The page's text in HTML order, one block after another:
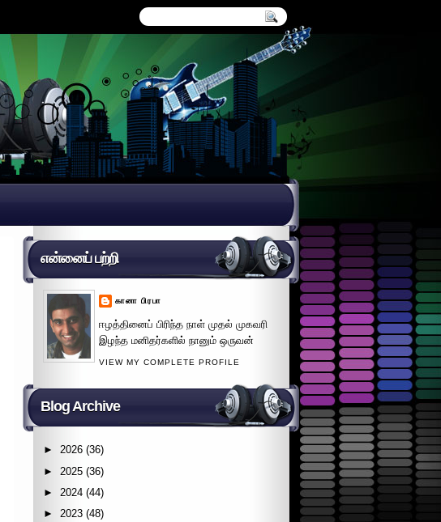
என்னைப் பற்றி
கானா பிரபா
ஈழத்தினைப் பிரிந்த நாள் முதல் முகவரி
இழந்த மனிதர்களில் நானும் ஒருவன்
VIEW MY COMPLETE PROFILE
Blog Archive
► 2026 (36)
► 2025 (36)
► 2024 (44)
► 2023 (48)